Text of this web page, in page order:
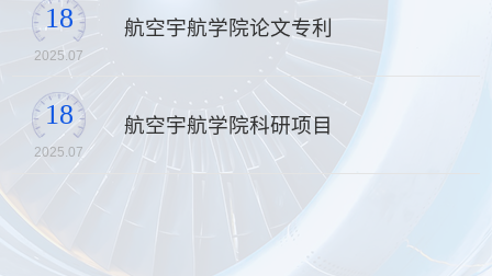
18
2025.07
航空宇航学院论文专利
18
2025.07
航空宇航学院科研项目